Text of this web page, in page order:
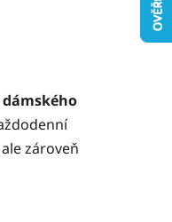
dámského
zároveň